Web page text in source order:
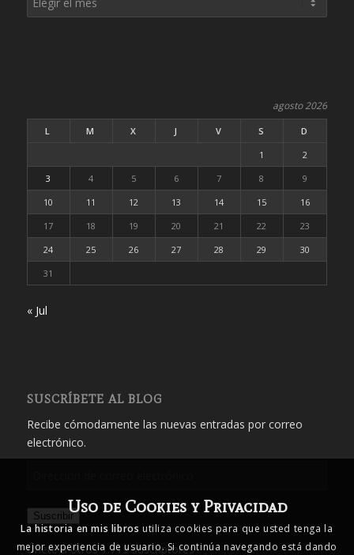
agosto 2026
L M X J V S
D
1
2
3
4 5 6 7 8
9
10
11 12 13 14 15
16
17
18 19 20 21 22
23
24
25 26 27 28 29
30
31
« Jul
SUSCRÍBETE AL BLOG
Recibe cómodamente las nuevas entradas por correo
electrónico.
correo
electrónico
Suscribir
Únete a otros 1.719 suscriptores
Uso de Cookies y Privacidad
La historia en mis libros utiliza cookies para que usted tenga la
mejor experiencia de usuario. Si continúa navegando está dando